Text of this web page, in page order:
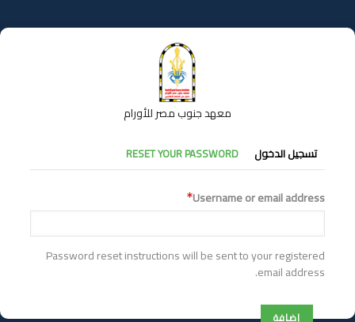
إلى
المحتوى
معهد جنوب مصر للأورام
التبويبات
الأساسية
تسجيل الدخول RESET YOUR PASSWORD
Username or email address
Password reset instructions will be sent to your registered
email address.